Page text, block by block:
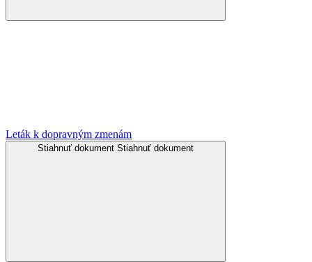
Leták k dopravným zmenám
Stiahnuť dokument Stiahnuť dokument